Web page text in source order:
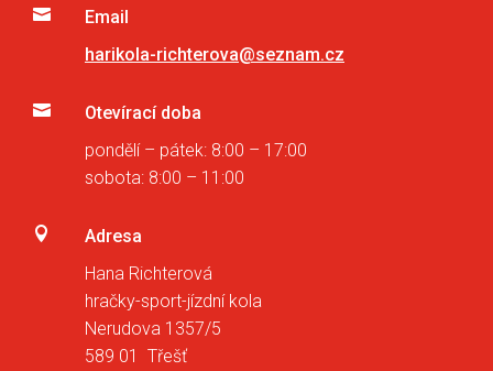

Email
harikola-richterova@seznam.cz

Otevírací doba
pondělí – pátek: 8:00 – 17:00
sobota: 8:00 – 11:00

Adresa
Hana Richterová
hračky-sport-jízdní kola
Nerudova 1357/5
589 01 Třešť